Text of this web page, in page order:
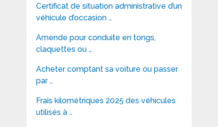
Certificat de situation administrative d’un
véhicule d’occasion …
Amende pour conduite en tongs,
claquettes ou …
Acheter comptant sa voiture ou passer
par …
Frais kilométriques 2025 des véhicules
utilisés à …